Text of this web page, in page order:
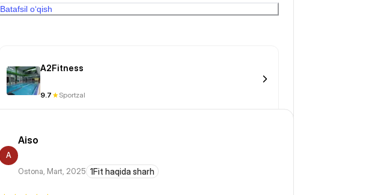
администратор девушка , не смотря на номерок запросила
Batafsil o‘qish
A2Fitness
9.7 Sportzal
A
Aiso
Ostona, Mart, 2025 1Fit haqida sharh